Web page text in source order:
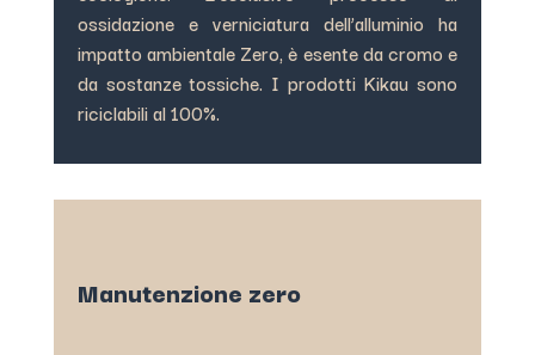
ossidazione e verniciatura dell’alluminio ha
impatto ambientale Zero, è esente da cromo e
da sostanze tossiche. I prodotti Kikau sono
riciclabili al 100%.
Manutenzione zero